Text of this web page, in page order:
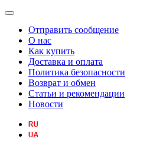
Отправить сообщение
О нас
Как купить
Доставка и оплата
Политика безопасности
Возврат и обмен
Статьи и рекомендации
Новости